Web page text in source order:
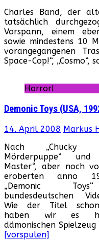
Charles Band, der
tatsächlich
Vorspann, einem
sowie mindestens 10
vorangegangenen
Space-Cop!“, „Cosmo“,
Horror!
Demonic Toys (USA,
14. April 2008 Markus
Nach
Mörderpuppe“ und
Master“, aber noch
eroberten anno
„Demonic
bundesdeutschen
Wie der Titel
haben wir es
dämonischen
[vorspulen]